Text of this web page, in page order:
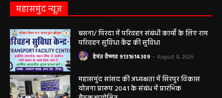
महासमुंद न्यूज़
बसना/ पिरदा में परिवहन संबंधी कार्यों के लिए राम
परिवहन सुविधा केंद्र की सुविधा
हेमंत वैष्णव 9131614309 - August 8, 2026
महासमुंद सांसद की अध्यक्षता में सिरपुर विकास
योजना प्रारूप 2041 के संबंध में प्रारंभिक